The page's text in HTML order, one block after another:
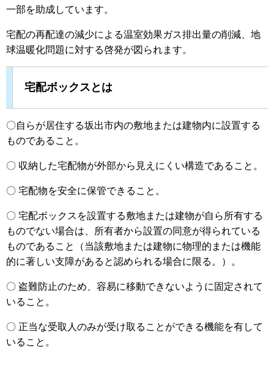
一部を助成しています。
宅配の再配達の減少による温室効果ガス排出量の削減、地
球温暖化問題に対する啓発が図られます。
宅配ボックスとは
〇自らが居住する坂出市内の敷地または建物内に設置する
ものであること。
〇 収納した宅配物が外部から見えにくい構造であること。
〇 宅配物を安全に保管できること。
〇 宅配ボックスを設置する敷地または建物が自ら所有する
ものでない場合は、所有者から設置の同意が得られている
ものであること（当該敷地または建物に物理的または機能
的に著しい支障があると認められる場合に限る。）。
〇 盗難防止のため、容易に移動できないように固定されて
いること。
〇 正当な受取人のみが受け取ることができる機能を有して
いること。